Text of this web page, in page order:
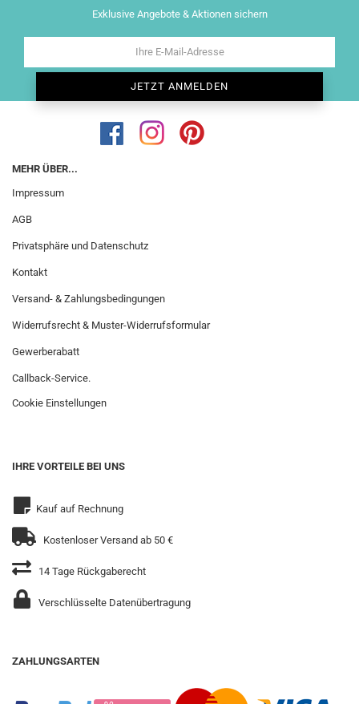
Exklusive Angebote & Aktionen sichern
MEHR ÜBER...
Impressum
AGB
Privatsphäre und Datenschutz
Kontakt
Versand- & Zahlungsbedingungen
Widerrufsrecht & Muster-Widerrufsformular
Gewerberabatt
Callback-Service.
Cookie Einstellungen
IHRE VORTEILE BEI UNS
Kauf auf Rechnung
Kostenloser Versand ab 50 €
14 Tage Rückgaberecht
Verschlüsselte Datenübertragung
ZAHLUNGSARTEN